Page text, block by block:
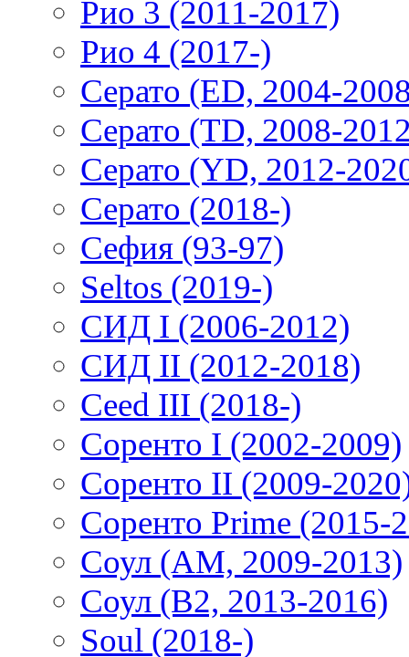
Рио 3 (2011-2017)
Рио 4 (2017-)
Серато (ED, 2004-
Серато (TD, 2008-
Серато (YD, 2012-
Серато (2018-)
Сефия (93-97)
Seltos (2019-)
СИД I (2006-2012)
СИД II (2012-2018)
Ceed III (2018-)
Соренто I (2002-2009)
Соренто II (2009-
Соренто Prime (2015-
Соул (AM, 2009-2013)
Соул (B2, 2013-2016)
Soul (2018-)